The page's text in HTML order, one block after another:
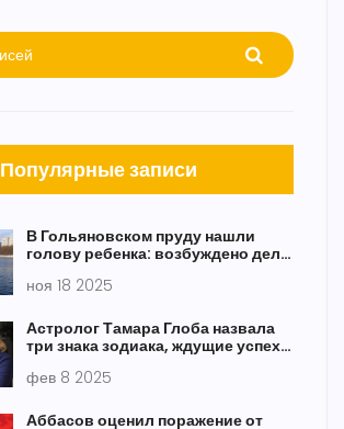
Популярные записи
В Гольяновском пруду нашли
голову ребенка: возбуждено дело
ноя 18 2025
Астролог Тамара Глоба назвала
три знака зодиака, ждущие успех и
фев 8 2025
Аббасов оценил поражение от